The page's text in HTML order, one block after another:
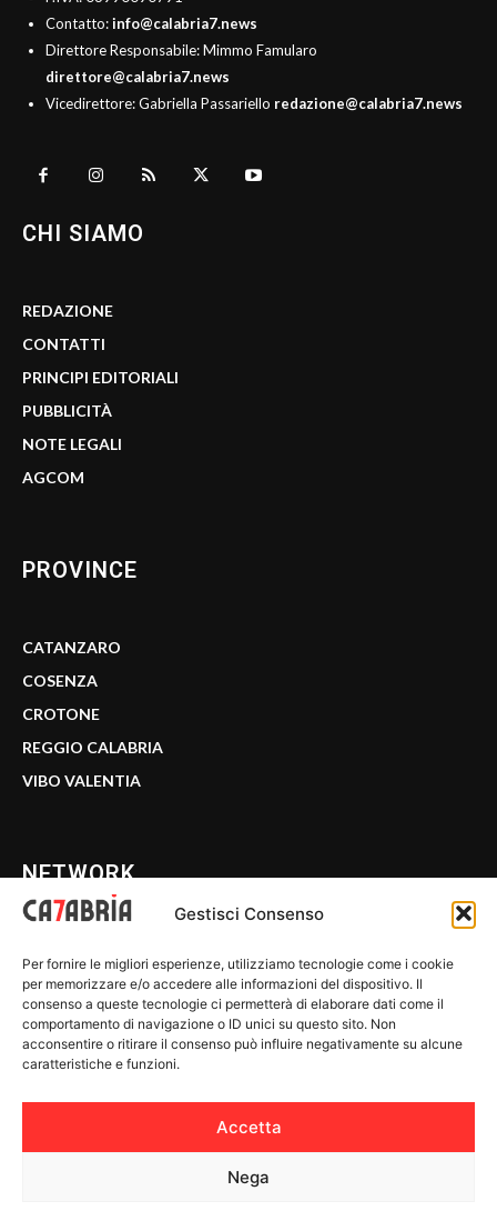
Gestisci Consenso
Per fornire le migliori esperienze, utilizziamo tecnologie come i cookie
per memorizzare e/o accedere alle informazioni del dispositivo. Il
consenso a queste tecnologie ci permetterà di elaborare dati come il
comportamento di navigazione o ID unici su questo sito. Non
acconsentire o ritirare il consenso può influire negativamente su alcune
caratteristiche e funzioni.
Accetta
Nega
Contatto:info@calabria7.news
Direttore Responsabile: Mimmo Famularo
direttore@calabria7.news
Vicedirettore: Gabriella Passariello redazione@calabria7.news
CHI SIAMO
REDAZIONE
CONTATTI
PRINCIPI EDITORIALI
PUBBLICITÀ
NOTE LEGALI
AGCOM
PROVINCE
CATANZARO
COSENZA
CROTONE
REGGIO CALABRIA
VIBO VALENTIA
NETWORK
WE CALABRIA
C7 PLAY
MIX ZONE